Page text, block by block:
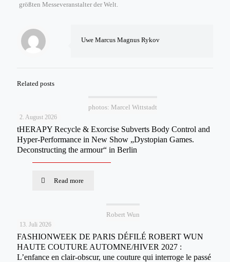
größten Messeveranstalter der Welt.
Uwe Marcus Magnus Rykov
Related posts
photos: Marcel Wittstadt
2. August 2026
tHERAPY Recycle & Exorcise Subverts Body Control and
Hyper-Performance in New Show „Dystopian Games.
Deconstructing the armour“ in Berlin
Read more
Robert Wun
13. Juli 2026
FASHIONWEEK DE PARIS DÉFILÉ ROBERT WUN
HAUTE COUTURE AUTOMNE/HIVER 2027 :
L’enfance en clair-obscur, une couture qui interroge le passé